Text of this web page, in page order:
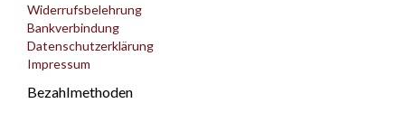
Widerrufsbelehrung
Bankverbindung
Datenschutzerklärung
Impressum
Bezahlmethoden